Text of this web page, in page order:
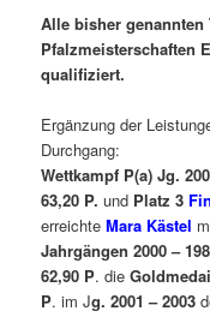
Alle bisher
Pfalzmeisterschaften
qualifiziert.
Ergänzung der
Wettkampf P(a) Jg.
63,20 P. und Platz 3
erreichteMara Kästel
Jahrgängen 2000 –
62,90 P. die
P. im Jg. 2001 – 2003